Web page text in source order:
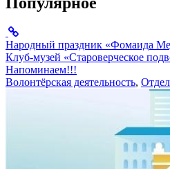
Народный праздник «Фомаида
Клуб-музей «Староверческое
Напоминаем!!!
Волонтёрская деятельность,